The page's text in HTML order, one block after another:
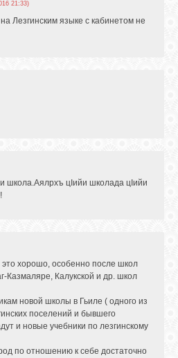
21:33)
Лезгинским языке с кабинетом не
школа.Аялрхъ цIийи школада цIийи
хорошо, особенно после школ
Казмаляре, Калукской и др. школ
новой школы в Гьиле ( одного из
поселений и бывшего
и новые учебники по лезгинскому
по отношению к себе достаточно